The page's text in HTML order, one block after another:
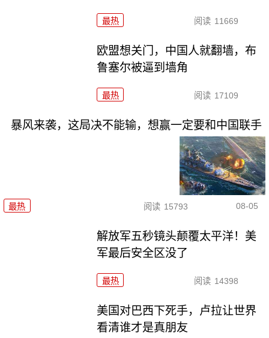
最热 阅读 11669
欧盟想关门，中国人就翻墙，布
鲁塞尔被逼到墙角
最热 阅读 17109
暴风来袭，这局决不能输，想赢一定要和中国联手
最热 阅读 15793 08-05
解放军五秒镜头颠覆太平洋！美
军最后安全区没了
最热 阅读 14398
美国对巴西下死手，卢拉让世界
看清谁才是真朋友